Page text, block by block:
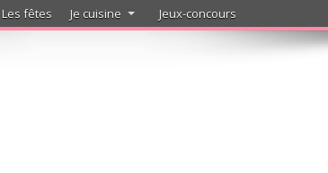
Les fêtes Je cuisine Jeux-concours